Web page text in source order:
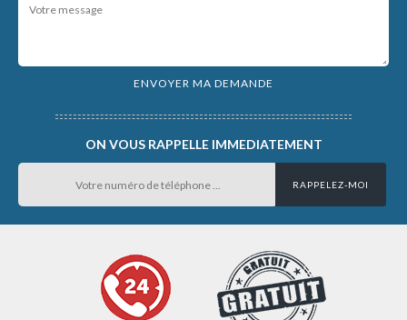
ON VOUS RAPPELLE IMMEDIATEMENT